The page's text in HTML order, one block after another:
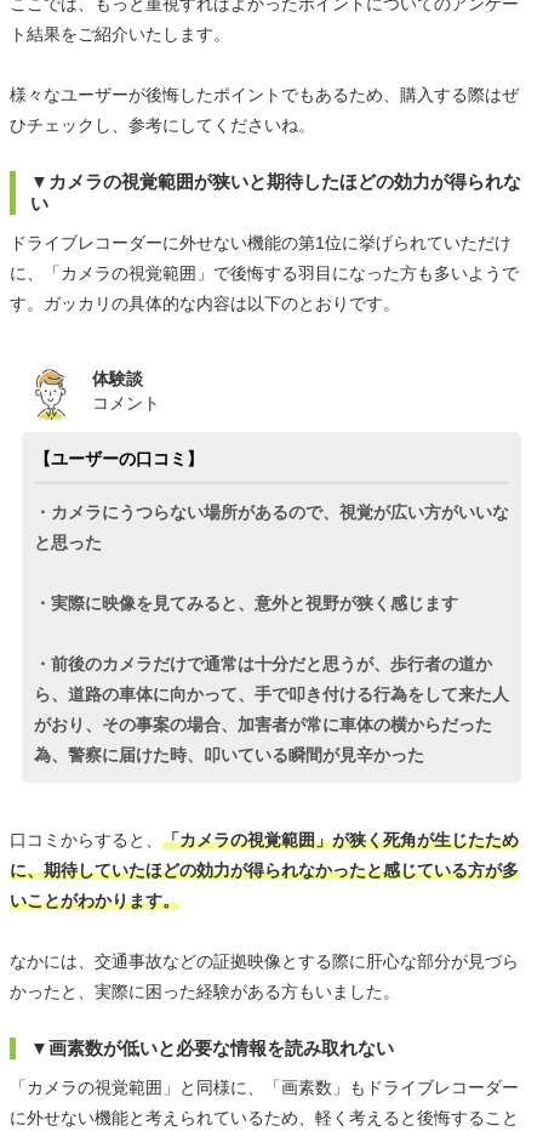
ト結果をご紹介いたします。
様々なユーザーが後悔したポイントでもあるため、購入する際はぜ
ひチェックし、参考にしてくださいね。
▼カメラの視覚範囲が狭いと期待したほどの効力が得られな
い
ドライブレコーダーに外せない機能の第1位に挙げられていただけ
に、「カメラの視覚範囲」で後悔する羽目になった方も多いようで
す。ガッカリの具体的な内容は以下のとおりです。
体験談
コメント
【ユーザーの口コミ】
・カメラにうつらない場所があるので、視覚が広い方がいいな
と思った
・実際に映像を見てみると、意外と視野が狭く感じます
・前後のカメラだけで通常は十分だと思うが、歩行者の道か
ら、道路の車体に向かって、手で叩き付ける行為をして来た人
がおり、その事案の場合、加害者が常に車体の横からだった
為、警察に届けた時、叩いている瞬間が見辛かった
口コミからすると、 「カメラの視覚範囲」が狭く死角が生じたため
に、期待していたほどの効力が得られなかったと感じている方が多
いことがわかります。
なかには、交通事故などの証拠映像とする際に肝心な部分が見づら
かったと、実際に困った経験がある方もいました。
▼画素数が低いと必要な情報を読み取れない
「カメラの視覚範囲」と同様に、「画素数」もドライブレコーダー
に外せない機能と考えられているため、軽く考えると後悔すること